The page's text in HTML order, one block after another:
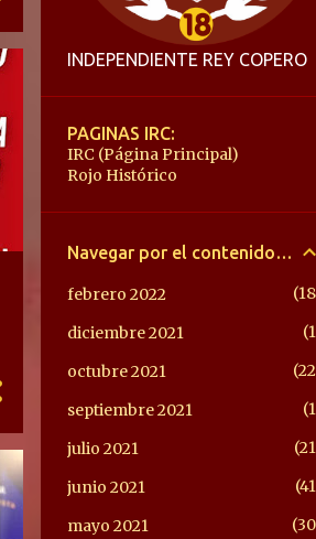
INDEPENDIENTE REY COPERO
PAGINAS IRC:
IRC (Página Principal)
Rojo Histórico
Navegar por el contenido IRC
febrero 2022
18
diciembre 2021
1
octubre 2021
22
septiembre 2021
1
julio 2021
21
junio 2021
41
mayo 2021
30